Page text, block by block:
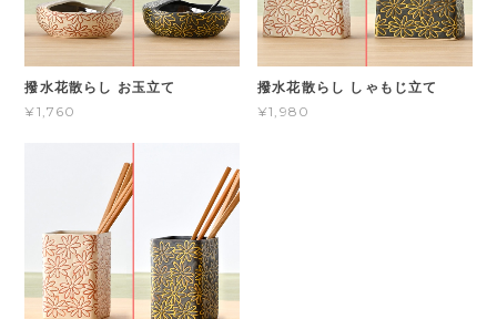
撥水花散らし お玉立て
¥1,760
撥水花散らし しゃもじ立て
¥1,980